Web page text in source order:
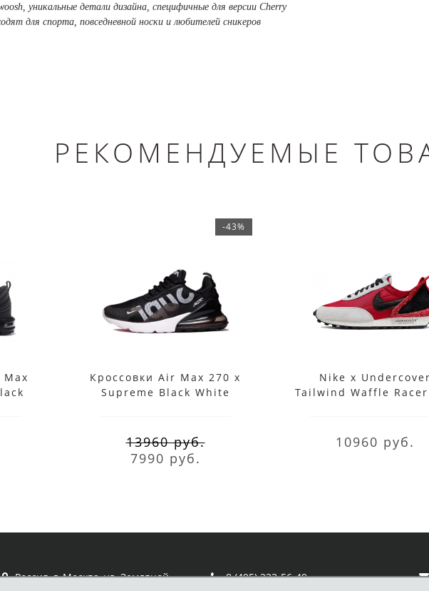
уникальные детали дизайна, специфичные для версии Cherry
для спорта, повседневной носки и любителей сникеров
РЕКОМЕНДУЕМЫЕ
-43%
Кроссовки Air Max 270 x
Supreme Black White
13960 руб.
7990 руб.
Nike x
Tailwind Waffle
10960 руб.
Россия, г. Москва, ул. Земляной
8 (495) 233-56-49